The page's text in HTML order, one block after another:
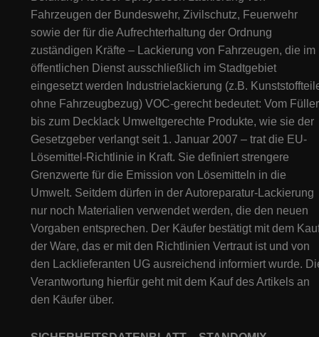
Fahrzeugen der Bundeswehr, Zivilschutz, Feuerwehr
sowie der für die Aufrechterhaltung der Ordnung
zuständigen Kräfte – Lackierung von Fahrzeugen, die im
öffentlichen Dienst ausschließlich im Stadtgebiet
eingesetzt werden Industrielackierung (z.B.
ohne Fahrzeugbezug) VOC-gerecht bedeutet: Vom Füller
bis zum Decklack Umweltgerechte Produkte, wie sie der
Gesetzgeber verlangt seit 1. Januar 2007 – trat die EU-
Lösemittel-Richtlinie in Kraft. Sie definiert strengere
Grenzwerte für die Emission von Lösemitteln in die
Umwelt. Seitdem dürfen in der Autoreparatur-Lackierung
nur noch Materialien verwendet werden, die den neuen
Vorgaben entsprechen. Der Käufer bestätigt mit dem
der Ware, das er mit den Richtlinien Vertraut ist und von
den Lacklieferanten UG ausreichend informiert wurde.
Verantwortung hierfür geht mit dem Kauf des Artikels an
den Käufer über.